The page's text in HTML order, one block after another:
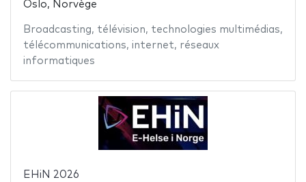
Oslo, Norvège
Broadcasting, télévision, technologies multimédias,
télécommunications, internet, réseaux
informatiques
EHiN 2026